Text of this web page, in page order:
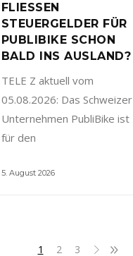
FLIESSEN
STEUERGELDER FÜR
PUBLIBIKE SCHON
BALD INS AUSLAND?
TELE Z aktuell vom
05.08.2026: Das Schweizer
Unternehmen PubliBike ist
für den
5. August 2026
1 2 3